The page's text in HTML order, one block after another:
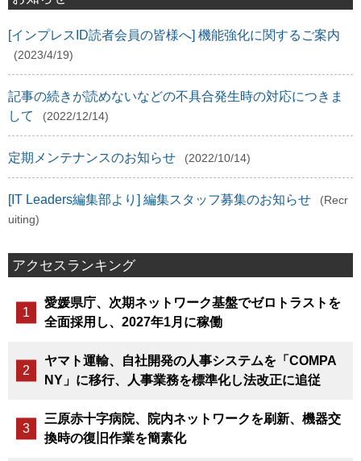
[インプレスID読者会員の皆様へ] 機能強化に関するご案内
(2023/4/19)
記事の続きが読めないなどの不具合発生時の対応につきま
して
(2022/12/14)
定期メンテナンスのお知らせ (2022/10/14)
[IT Leaders編集部より] 編集スタッフ募集のお知らせ
(Recr
uiting)
アクセスランキング
愛媛県庁、次期ネットワーク基盤でゼロトラストを
全面採用し、2027年1月に稼働
ヤマト運輸、自社開発の人事システムを「COMPA
NY」に移行、人事業務を標準化し法改正に追従
三原赤十字病院、院内ネットワークを刷新、機器交
換時の復旧作業を簡素化